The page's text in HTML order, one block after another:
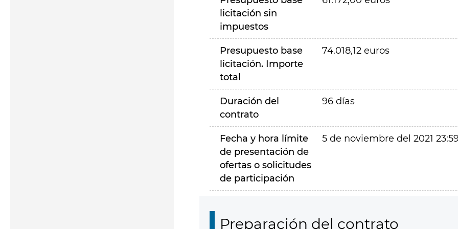
licitación sin
impuestos
Presupuesto base
licitación. Importe
total
74.018,12 euros
Duración del
contrato
96 días
Fecha y hora límite
de presentación de
ofertas o solicitudes
de participación
5 de noviembre del 2021
Preparación del contrato